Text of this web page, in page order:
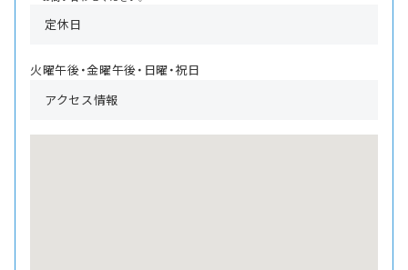
定休日
火曜午後・金曜午後・日曜・祝日
アクセス情報